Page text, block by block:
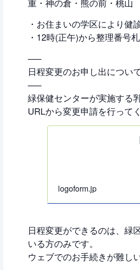
・お住まいの学区により健
・12時(正午)から整理番号
—–
日程変更のお申し出につい
—–
緑保健センターが実施する
URLから変更申請を行って
logoform.jp
日程変更ができるのは、緑
いる方のみです。
ウェブでのお手続きが難し